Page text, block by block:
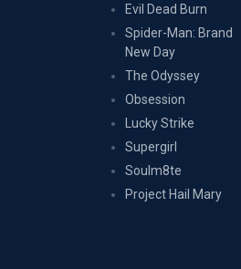
Evil Dead Burn
Spider-Man: Brand
New Day
The Odyssey
Obsession
Lucky Strike
Supergirl
Soulm8te
Project Hail Mary